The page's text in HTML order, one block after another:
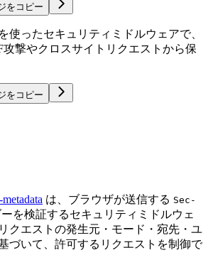
をコピー
使ったセキュリティミドルウェアで、
攻撃やクロスサイトリクエストから保
をコピー
は、ブラウザが送信する Sec-
を検証するセキュリティミドルウェ
クエストの発生元・モード・宛先・ユ
づいて、許可するリクエストを制御で